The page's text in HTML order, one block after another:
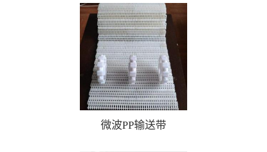
微波PP输送带